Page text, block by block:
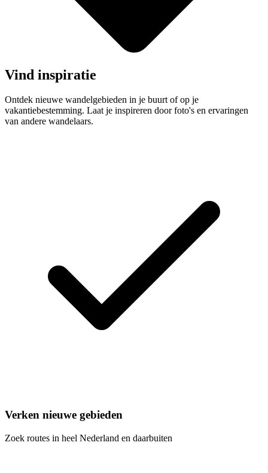
Vind inspiratie
Ontdek nieuwe wandelgebieden in je buurt of op je
vakantiebestemming. Laat je inspireren door foto's en ervaringen
van andere wandelaars.
Verken nieuwe gebieden
Zoek routes in heel Nederland en daarbuiten